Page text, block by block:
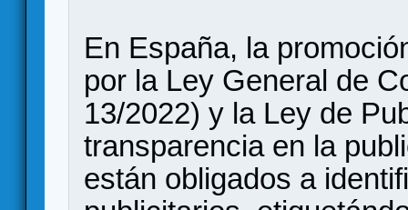
En España, la
por la Ley General de
13/2022) y la Ley de
transparencia en la
están obligados a